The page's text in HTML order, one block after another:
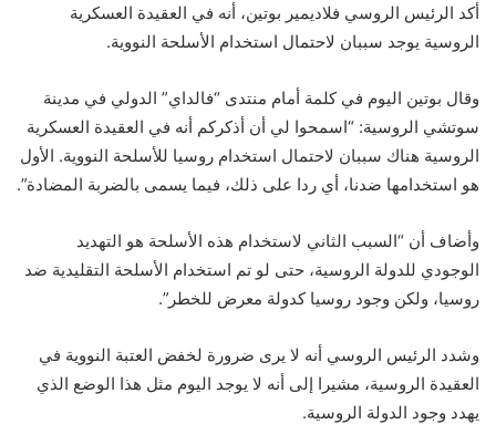
أكد الرئيس الروسي فلاديمير بوتين، أنه في العقيدة العسكرية
الروسية يوجد سببان لاحتمال استخدام الأسلحة النووية.
وقال بوتين اليوم في كلمة أمام منتدى “فالداي” الدولي في مدينة
سوتشي الروسية: “اسمحوا لي أن أذكركم أنه في العقيدة العسكرية
الروسية هناك سببان لاحتمال استخدام روسيا للأسلحة النووية. الأول
هو استخدامها ضدنا، أي ردا على ذلك، فيما يسمى بالضربة المضادة”.
وأضاف أن “السبب الثاني لاستخدام هذه الأسلحة هو التهديد
الوجودي للدولة الروسية، حتى لو تم استخدام الأسلحة التقليدية ضد
روسيا، ولكن وجود روسيا كدولة معرض للخطر”.
وشدد الرئيس الروسي أنه لا يرى ضرورة لخفض العتبة النووية في
العقيدة الروسية، مشيرا إلى أنه لا يوجد اليوم مثل هذا الوضع الذي
يهدد وجود الدولة الروسية.